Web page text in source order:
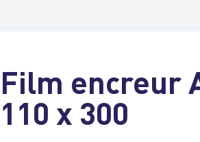
Film encreur
110 x 300